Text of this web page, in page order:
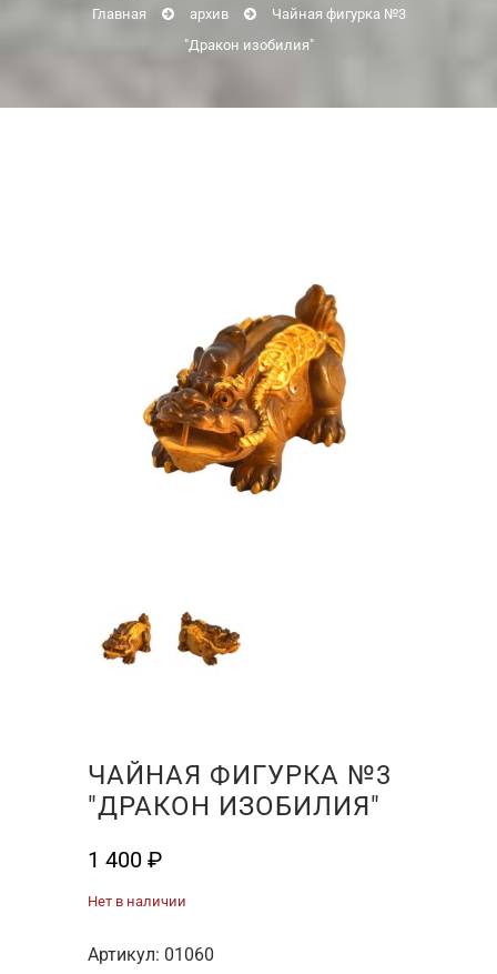
Главная архив
Чайная фигурка №3
"Дракон изобилия"
ЧАЙНАЯ ФИГУРКА №3
"ДРАКОН ИЗОБИЛИЯ"
1 400 ₽
Нет в наличии
Артикул: 01060